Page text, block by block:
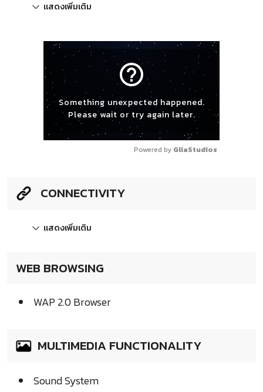
แสดงเพิ่มเติม
help_outline
Something unexpected happened.
Please wait or try again later.
Powered by GliaStudios
CONNECTIVITY
แสดงเพิ่มเติม
WEB BROWSING
WAP 2.0 Browser
MULTIMEDIA FUNCTIONALITY
Sound System